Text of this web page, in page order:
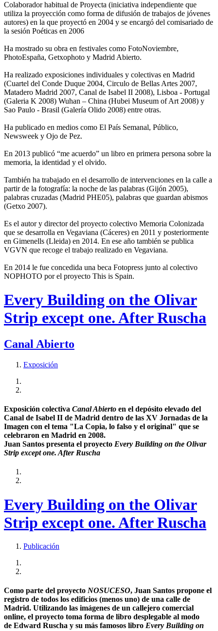
Colaborador habitual de Proyecta (iniciativa independiente que
utiliza la proyección como forma de difusión de trabajos de jóvenes
autores) en la que proyectó en 2004 y se encargó del comisariado de
la sesión Poéticas en 2006
Ha mostrado su obra en festivales como FotoNoviembre,
PhotoEspaña, Getxophoto y Madrid Abierto.
Ha realizado exposiciones individuales y colectivas en Madrid
(Cuartel del Conde Duque 2004, Circulo de Bellas Artes 2007,
Matadero Madrid 2007, Canal de Isabel II 2008), Lisboa - Portugal
(Galeria K 2008) Wuhan – China (Hubei Museum of Art 2008) y
Sao Paulo - Brasil (Galería Olido 2008) entre otras.
Ha publicado en medios como El País Semanal, Público,
Newsweek y Ojo de Pez.
En 2013 publicó “me acuerdo” un libro en primera persona sobre la
memoria, la identidad y el olvido.
También ha trabajado en el desarrollo de intervenciones en la calle a
partir de la fotografía: la noche de las palabras (Gijón 2005),
palabras cruzadas (Madrid PHE05), palabras que guardan abismos
(Getxo 2007).
Es el autor y director del proyecto colectivo Memoria Colonizada
que se desarrolla en Vegaviana (Cáceres) en 2011 y posteriormente
en Gimenells (Lleida) en 2014. En ese año también se publica
VGVN que recoge el trabajo realizado en Vegaviana.
En 2014 le fue concedida una beca Fotopress junto al colectivo
NOPHOTO por el proyecto This is Spain.
Every Building on the Olivar
Strip except one. After Ruscha
Canal Abierto
Exposición
Exposición colectiva Canal Abierto en el depósito elevado del
Canal de Isabel II de Madrid dentro de las XV Jornadas de la
Imagen con el tema "La Copia, lo falso y el original" que se
celebraron en Madrid en 2008.
Juan Santos presenta el proyecto Every Building on the Olivar
Strip except one. After Ruscha
Every Building on the Olivar
Strip except one. After Ruscha
Publicación
Como parte del proyecto NOSUCESO, Juan Santos propone el
registro de todos los edificios (menos uno) de una calle de
Madrid. Utilizando las imágenes de un callejero comercial
online, el proyecto toma forma de libro desplegable al modo
de Edward Ruscha y su más famosos libro Every Building on